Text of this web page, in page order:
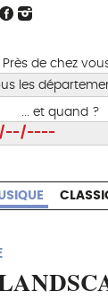
Près de chez
... et quand ?